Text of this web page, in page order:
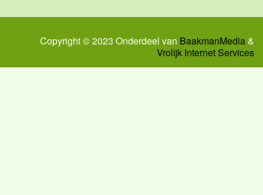
Copyright © 2023 Onderdeel van BaakmanMedia&
Vrolijk Internet Services